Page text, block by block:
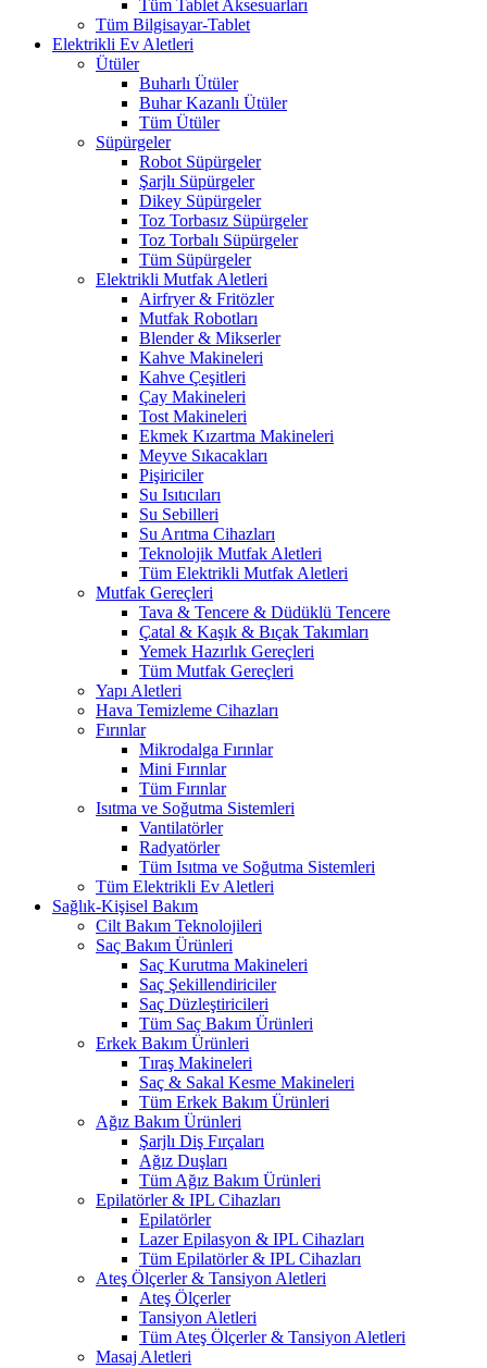
Tüm Tablet Aksesuarları
Tüm Bilgisayar-Tablet
Elektrikli Ev Aletleri
Ütüler
Buharlı Ütüler
Buhar Kazanlı Ütüler
Tüm Ütüler
Süpürgeler
Robot Süpürgeler
Şarjlı Süpürgeler
Dikey Süpürgeler
Toz Torbasız Süpürgeler
Toz Torbalı Süpürgeler
Tüm Süpürgeler
Elektrikli Mutfak Aletleri
Airfryer & Fritözler
Mutfak Robotları
Blender & Mikserler
Kahve Makineleri
Kahve Çeşitleri
Çay Makineleri
Tost Makineleri
Ekmek Kızartma Makineleri
Meyve Sıkacakları
Pişiriciler
Su Isıtıcıları
Su Sebilleri
Su Arıtma Cihazları
Teknolojik Mutfak Aletleri
Tüm Elektrikli Mutfak Aletleri
Mutfak Gereçleri
Tava & Tencere & Düdüklü Tencere
Çatal & Kaşık & Bıçak Takımları
Yemek Hazırlık Gereçleri
Tüm Mutfak Gereçleri
Yapı Aletleri
Hava Temizleme Cihazları
Fırınlar
Mikrodalga Fırınlar
Mini Fırınlar
Tüm Fırınlar
Isıtma ve Soğutma Sistemleri
Vantilatörler
Radyatörler
Tüm Isıtma ve Soğutma Sistemleri
Tüm Elektrikli Ev Aletleri
Sağlık-Kişisel Bakım
Cilt Bakım Teknolojileri
Saç Bakım Ürünleri
Saç Kurutma Makineleri
Saç Şekillendiriciler
Saç Düzleştiricileri
Tüm Saç Bakım Ürünleri
Erkek Bakım Ürünleri
Tıraş Makineleri
Saç & Sakal Kesme Makineleri
Tüm Erkek Bakım Ürünleri
Ağız Bakım Ürünleri
Şarjlı Diş Fırçaları
Ağız Duşları
Tüm Ağız Bakım Ürünleri
Epilatörler & IPL Cihazları
Epilatörler
Lazer Epilasyon & IPL Cihazları
Tüm Epilatörler & IPL Cihazları
Ateş Ölçerler & Tansiyon Aletleri
Ateş Ölçerler
Tansiyon Aletleri
Tüm Ateş Ölçerler & Tansiyon Aletleri
Masaj Aletleri